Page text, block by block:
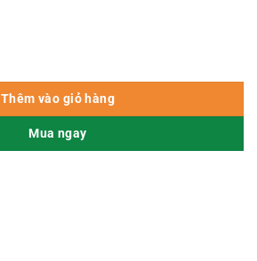
Thêm vào giỏ hàng
Mua ngay